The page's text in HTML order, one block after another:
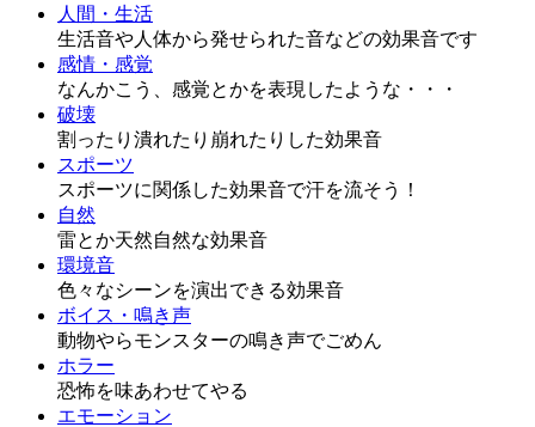
人間・生活
生活音や人体から発せられた音などの効果音です
感情・感覚
なんかこう、感覚とかを表現したような・・・
破壊
割ったり潰れたり崩れたりした効果音
スポーツ
スポーツに関係した効果音で汗を流そう！
自然
雷とか天然自然な効果音
環境音
色々なシーンを演出できる効果音
ボイス・鳴き声
動物やらモンスターの鳴き声でごめん
ホラー
恐怖を味あわせてやる
エモーション